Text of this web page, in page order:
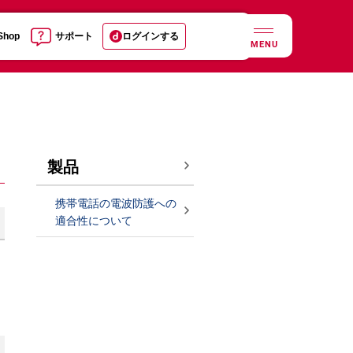
サポート ログインする
MENU
製品
携帯電話の電波防護への
適合性について